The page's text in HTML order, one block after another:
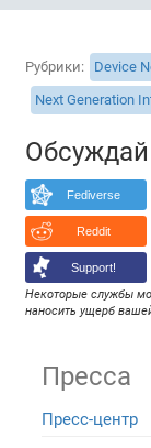
Рубрики Device
Next Generation
Fediverse
Reddit
Support!
Некоторые службы
наносить ущерб
Пресса
Пресс-центр